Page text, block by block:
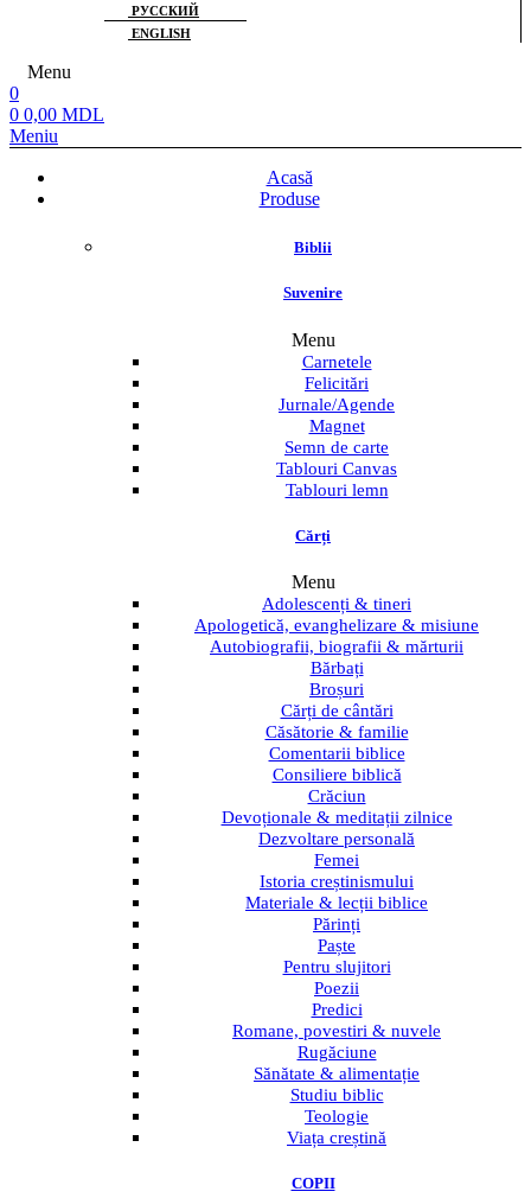
РУССКИЙ
ENGLISH
Menu
0
0 0,00 MDL
Meniu
Acasă
Produse
Biblii
Suvenire
Menu
Carnetele
Felicitări
Jurnale/Agende
Magnet
Semn de carte
Tablouri Canvas
Tablouri lemn
Cărți
Menu
Adolescenți & tineri
Apologetică, evanghelizare & misiune
Autobiografii, biografii & mărturii
Bărbați
Broșuri
Cărți de cântări
Căsătorie & familie
Comentarii biblice
Consiliere biblică
Crăciun
Devoționale & meditații zilnice
Dezvoltare personală
Femei
Istoria creștinismului
Materiale & lecții biblice
Părinți
Paște
Pentru slujitori
Poezii
Predici
Romane, povestiri & nuvele
Rugăciune
Sănătate & alimentație
Studiu biblic
Teologie
Viața creștină
COPII